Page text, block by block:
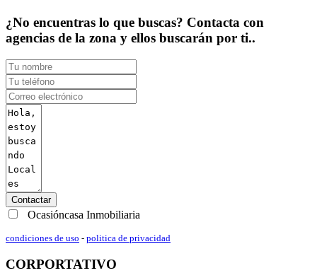
¿No encuentras lo que buscas? Contacta con
agencias de la zona y ellos buscarán por ti..
Contactar
Ocasióncasa Inmobiliaria
condiciones de uso - politica de privacidad
CORPORTATIVO